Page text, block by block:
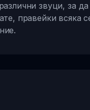
звуци, за
правейки всяка